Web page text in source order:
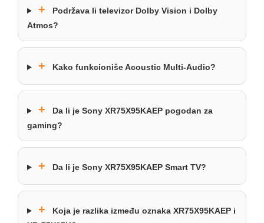
+
Podržava li televizor Dolby Vision i Dolby
Atmos?
+ Kako funkcioniše Acoustic Multi-Audio?
+
Da li je Sony XR75X95KAEP pogodan za
gaming?
+ Da li je Sony XR75X95KAEP Smart TV?
+
Koja je razlika između oznaka XR75X95KAEP i